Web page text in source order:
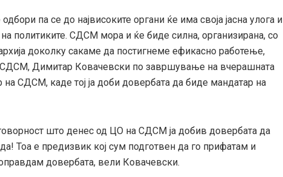
па се до највисоките органи ќе има своја јасна улога и
политиките. СДСМ мора и ќе биде силна, организирана, со
доколку сакаме да постигнеме ефикасно работење,
СДСМ, Димитар Ковачевски по завршување на вчерашната
СДСМ, каде тој ја доби довербата да биде мандатар на
што денес од ЦО на СДСМ ја добив довербата да
Тоа е предизвик кој сум подготвен да го прифатам и
довербата, вели Ковачевски.